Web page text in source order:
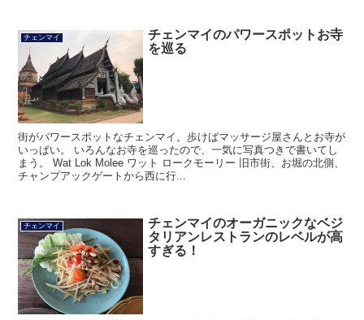
チェンマイ
チェンマイのパワースポットお寺
を巡る
街がパワースポットなチェンマイ。歩けばマッサージ屋さんとお寺が
いっぱい。 いろんなお寺を巡ったので、一気に写真つきで書いてし
まう。 Wat Lok Molee ワット ロークモーリー 旧市街、お堀の北側、
チャンプアックゲートから西に行...
チェンマイ
チェンマイのオーガニックなベジ
タリアンレストランのレベルが高
すぎる！